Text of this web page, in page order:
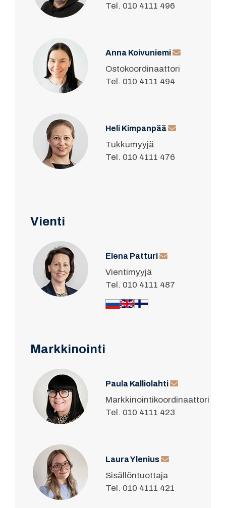
Tel. 010 4111 496
Anna Koivuniemi
Ostokoordinaattori
Tel. 010 4111 494
Heli Kimpanpää
Tukkumyyjä
Tel. 010 4111 476
Vienti
Elena Patturi
Vientimyyjä
Tel. 010 4111 487
Markkinointi
Paula Kalliolahti
Markkinointikoordinaattori
Tel. 010 4111 423
Laura Ylenius
Sisällöntuottaja
Tel. 010 4111 421